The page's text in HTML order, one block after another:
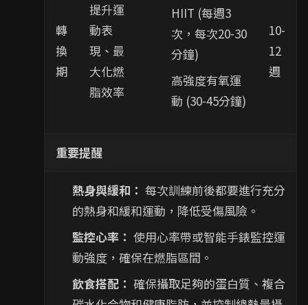
轉
換
期
提升運
動表
現、最
大化燃
脂效率
HIIT (每週3
次，每次20-30
分鐘)
高強度有氧運
動 (30-45分鐘)
10-
12
週
重要提醒
熱身與緩和： 每次訓練前後都要進行充分
的熱身和緩和運動，降低受傷風險。
監控心率： 使用心率帶或智能手錶監控運
動強度，確保在燃脂區間。
飲食搭配： 確保攝取足夠的蛋白質、複合